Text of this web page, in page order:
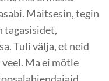
Maitsesin, tegin
tagasisidet,
Tuli välja, et neid
Ma ei mõtle